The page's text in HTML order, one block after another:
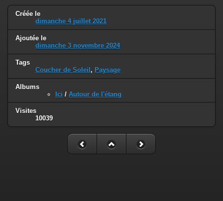
Créée le
dimanche 4 juillet 2021
Ajoutée le
dimanche 3 novembre 2024
Tags
Coucher de Soleil, Paysage
Albums
Ici / Autour de l'étang
Visites
10039